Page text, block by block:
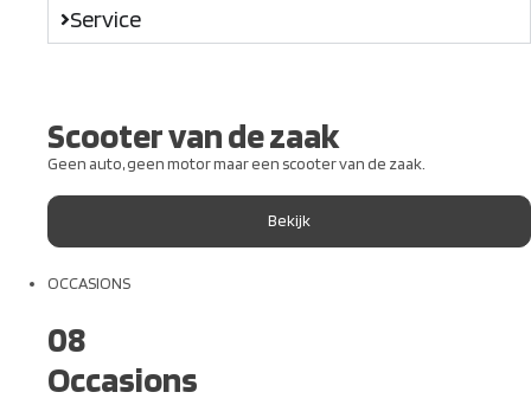
Service
Scooter van de zaak
Geen auto, geen motor maar een scooter van de zaak.
Bekijk
OCCASIONS
08
Occasions